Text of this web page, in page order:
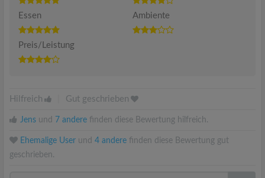
Essen Ambiente
Preis/Leistung
Hilfreich Gut geschrieben
Jens und 7 andere finden diese Bewertung hilfreich.
Ehemalige User und 4 andere finden diese Bewertung gut
geschrieben.